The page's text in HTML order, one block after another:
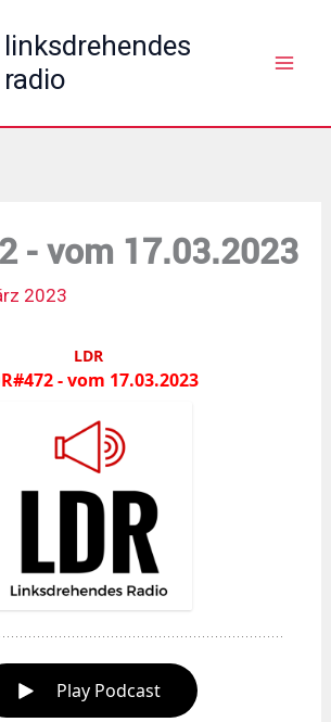
linksdrehendes
radio
- vom 17.03.2023
2023